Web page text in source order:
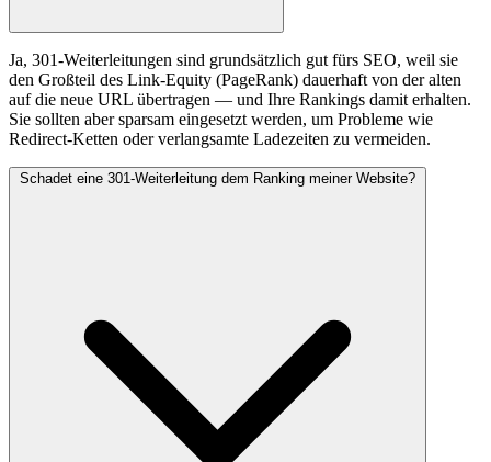
Ja, 301-Weiterleitungen sind grundsätzlich gut fürs SEO, weil sie
den Großteil des Link-Equity (PageRank) dauerhaft von der alten
auf die neue URL übertragen — und Ihre Rankings damit erhalten.
Sie sollten aber sparsam eingesetzt werden, um Probleme wie
Redirect-Ketten oder verlangsamte Ladezeiten zu vermeiden.
Schadet eine 301-Weiterleitung dem Ranking meiner Website?